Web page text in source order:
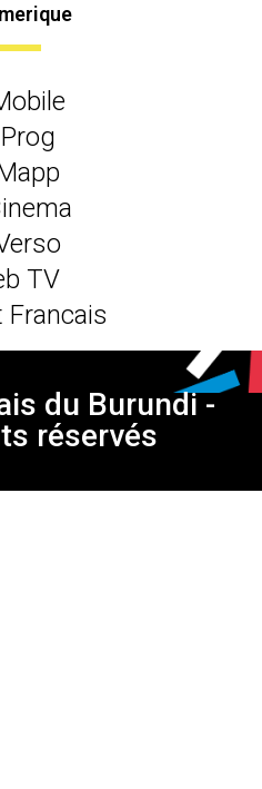
TV
du Burundi -
réservés